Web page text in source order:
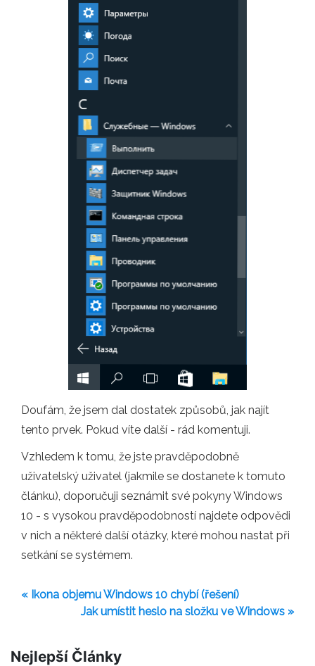
Doufám, že jsem dal dostatek způsobů, jak najít
tento prvek. Pokud víte další - rád komentuji.
Vzhledem k tomu, že jste pravděpodobně
uživatelský uživatel (jakmile se dostanete k tomuto
článku), doporučuji seznámit své pokyny Windows
10 - s vysokou pravděpodobností najdete odpovědi
v nich a některé další otázky, které mohou nastat při
setkání se systémem.
« Ikona objemu Windows 10 chybí (řešení)
Jak umístit heslo na složku ve Windows »
Nejlepší Články